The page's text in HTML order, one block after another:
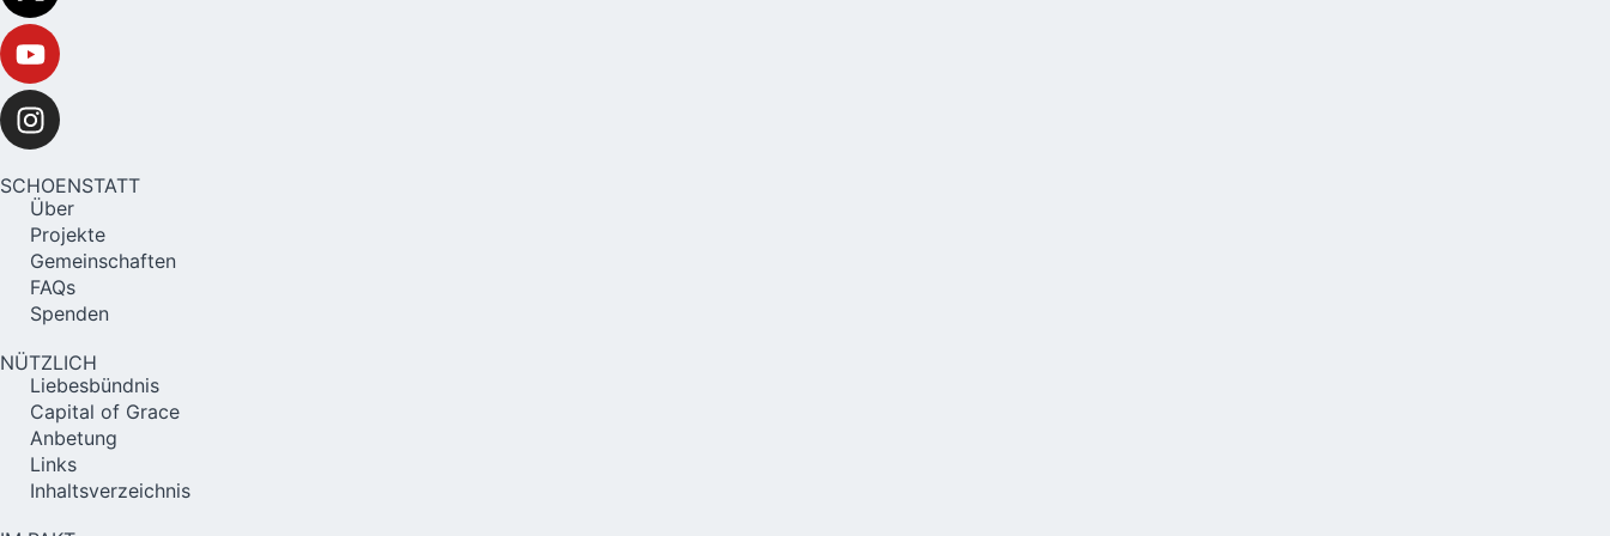
SCHOENSTATT
Über
Projekte
Gemeinschaften
FAQs
Spenden
NÜTZLICH
Liebesbündnis
Capital of Grace
Anbetung
Links
Inhaltsverzeichnis